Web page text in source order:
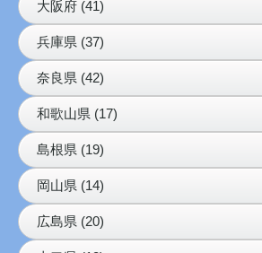
大阪府 (41)
兵庫県 (37)
奈良県 (42)
和歌山県 (17)
島根県 (19)
岡山県 (14)
広島県 (20)